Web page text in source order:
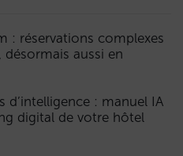
: réservations complexes
aussi en
d’intelligence : manuel IA
digital de votre hôtel